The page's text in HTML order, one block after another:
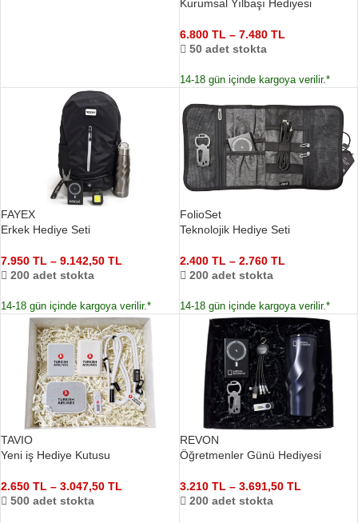
Kurumsal Yılbaşı Hediyesi
6.800 TL – 7.480 TL
50 adet stokta
14-18 gün içinde kargoya verilir.*
FAYEX
Erkek Hediye Seti
7.950 TL – 9.142,50 TL
200 adet stokta
14-18 gün içinde kargoya verilir.*
FolioSet
Teknolojik Hediye Seti
2.400 TL – 2.760 TL
200 adet stokta
14-18 gün içinde kargoya verilir.*
TAVIO
Yeni iş Hediye Kutusu
2.650 TL – 3.047,50 TL
500 adet stokta
REVON
Öğretmenler Günü Hediyesi
3.210 TL – 3.691,50 TL
200 adet stokta